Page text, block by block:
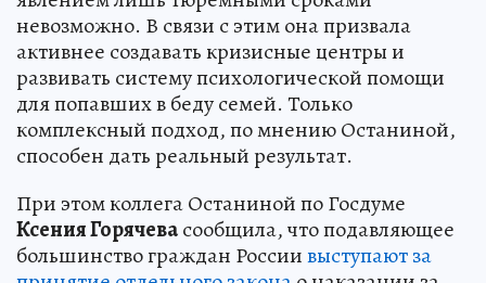
невозможно. В связи с этим она призвала
активнее создавать кризисные центры и
развивать систему психологической помощи
для попавших в беду семей. Только
комплексный подход, по мнению Останиной,
способен дать реальный результат.
При этом коллега Останиной по Госдуме
Ксения Горячевасообщила, что подавляющее
большинство граждан Россиивыступают за